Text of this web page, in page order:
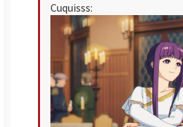
Cuquisss: